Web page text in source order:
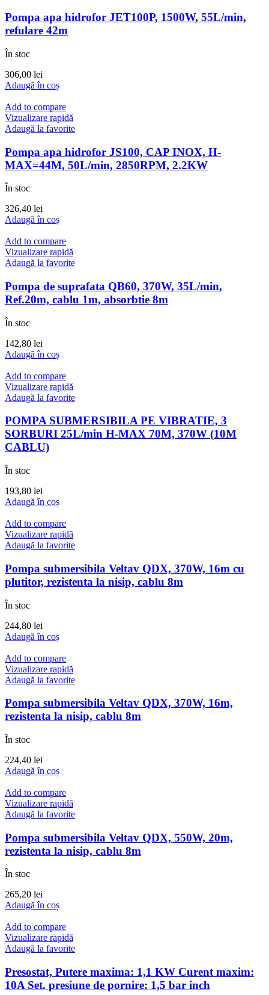
Pompa apa hidrofor JET100P, 1500W, 55L/min,
refulare 42m
În stoc
306,00 lei
Adaugă în coș
Add to compare
Vizualizare rapidă
Adaugă la favorite
Pompa apa hidrofor JS100, CAP INOX, H-
MAX=44M, 50L/min, 2850RPM, 2.2KW
În stoc
326,40 lei
Adaugă în coș
Add to compare
Vizualizare rapidă
Adaugă la favorite
Pompa de suprafata QB60, 370W, 35L/min,
Ref.20m, cablu 1m, absorbtie 8m
În stoc
142,80 lei
Adaugă în coș
Add to compare
Vizualizare rapidă
Adaugă la favorite
POMPA SUBMERSIBILA PE VIBRATIE, 3
SORBURI 25L/min H-MAX 70M, 370W (10M
CABLU)
În stoc
193,80 lei
Adaugă în coș
Add to compare
Vizualizare rapidă
Adaugă la favorite
Pompa submersibila Veltav QDX, 370W, 16m cu
plutitor, rezistenta la nisip, cablu 8m
În stoc
244,80 lei
Adaugă în coș
Add to compare
Vizualizare rapidă
Adaugă la favorite
Pompa submersibila Veltav QDX, 370W, 16m,
rezistenta la nisip, cablu 8m
În stoc
224,40 lei
Adaugă în coș
Add to compare
Vizualizare rapidă
Adaugă la favorite
Pompa submersibila Veltav QDX, 550W, 20m,
rezistenta la nisip, cablu 8m
În stoc
265,20 lei
Adaugă în coș
Add to compare
Vizualizare rapidă
Adaugă la favorite
Presostat, Putere maxima: 1,1 KW Curent maxim:
10A Set. presiune de pornire: 1,5 bar inch